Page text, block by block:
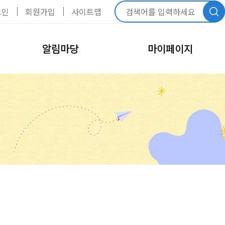
회원가입 사이트맵
알림마당 마이페이지
내정보관리
회원정보수정
비밀번호변경
회원탈퇴
내예약관리
수강신청내역